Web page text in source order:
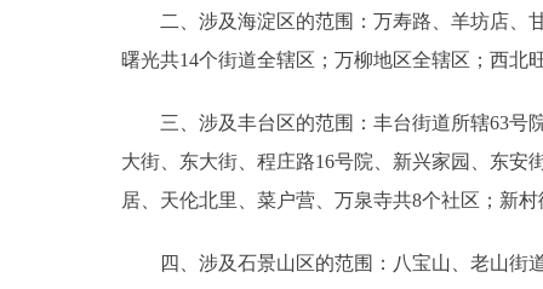
二、涉及海淀区的范围：万寿路、羊坊店、甘
曙光共14个街道全辖区；万柳地区全辖区；西北
三、涉及丰台区的范围：丰台街道所辖63号
大街、东大街、程庄路16号院、新兴家园、东安
居、天伦北里、菜户营、万泉寺共8个社区；新
四、涉及石景山区的范围：八宝山、老山街道